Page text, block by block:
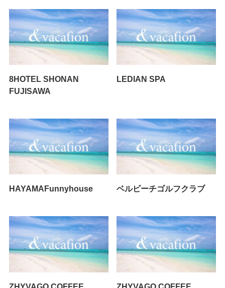
8HOTEL SHONAN
FUJISAWA
LEDIAN SPA
HAYAMAFunnyhouse ベルビーチゴルフクラブ